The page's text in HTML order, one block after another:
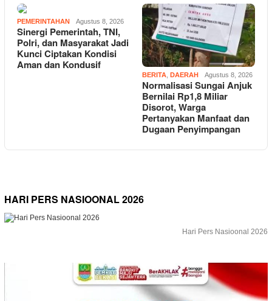
PEMERINTAHAN Agustus 8, 2026
Sinergi Pemerintah, TNI,
Polri, dan Masyarakat Jadi
Kunci Ciptakan Kondisi
Aman dan Kondusif
BERITA, DAERAH Agustus 8, 2026
Normalisasi Sungai Anjuk
Bernilai Rp1,8 Miliar
Disorot, Warga
Pertanyakan Manfaat dan
Dugaan Penyimpangan
HARI PERS NASIOONAL 2026
Hari Pers Nasioonal 2026